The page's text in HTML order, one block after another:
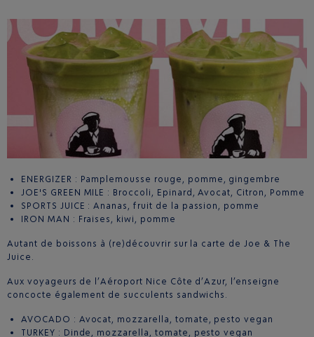
ENERGIZER : Pamplemousse rouge, pomme, gingembre
JOE'S GREEN MILE : Broccoli, Epinard, Avocat, Citron, Pomme
SPORTS JUICE : Ananas, fruit de la passion, pomme
IRON MAN : Fraises, kiwi, pomme
Autant de boissons à (re)découvrir sur la carte de Joe & The
Juice.
Aux voyageurs de l’Aéroport Nice Côte d’Azur, l’enseigne
concocte également de succulents sandwichs.
AVOCADO : Avocat, mozzarella, tomate, pesto vegan
TURKEY : Dinde, mozzarella, tomate, pesto vegan